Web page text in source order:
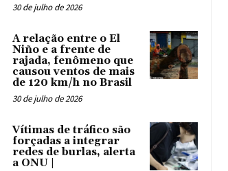
30 de julho de 2026
A relação entre o El
Niño e a frente de
rajada, fenômeno que
causou ventos de mais
de 120 km/h no Brasil
30 de julho de 2026
Vítimas de tráfico são
forçadas a integrar
redes de burlas, alerta
a ONU |